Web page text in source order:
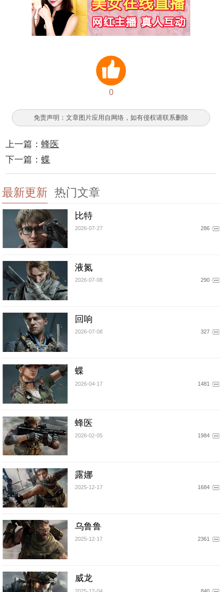
0
免责声明：文章图片应用自网络，如有侵权请联系删除
上一篇：蜂医
下一篇：蝶
最新更新 热门文章
比特
2026-07-27 286
液氮
2026-07-08 290
回响
2026-07-08 327
蝶
2026-04-17 1481
蜂医
2026-02-05 1984
露娜
2025-12-17 1684
乌鲁鲁
2025-12-17 2361
威龙